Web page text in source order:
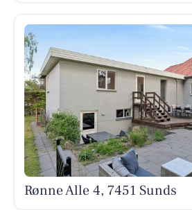
Rønne Alle 4, 7451 Sunds